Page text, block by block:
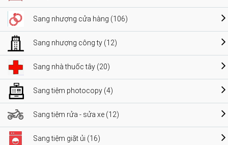
Sang nhượng cửa hàng (106)
Sang nhượng công ty (12)
Sang nhà thuốc tây (20)
Sang tiệm photocopy (4)
Sang tiệm rửa - sửa xe (12)
Sang tiệm giặt ủi (16)